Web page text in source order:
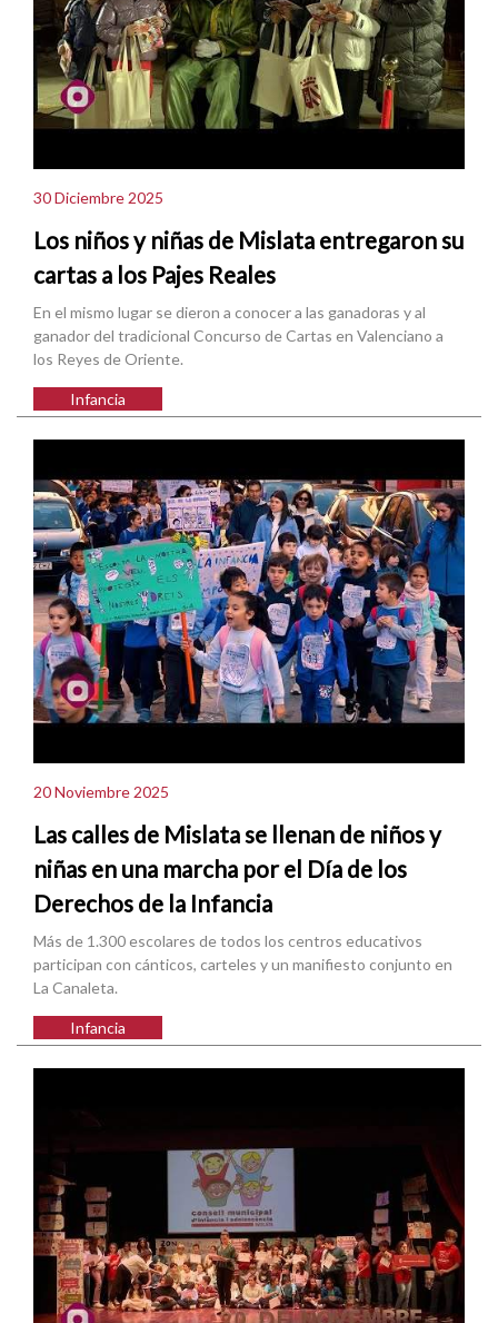
30 Diciembre 2025
Los niños y niñas de Mislata entregaron su
cartas a los Pajes Reales
En el mismo lugar se dieron a conocer a las ganadoras y al
ganador del tradicional Concurso de Cartas en Valenciano a
los Reyes de Oriente.
Infancia
20 Noviembre 2025
Las calles de Mislata se llenan de niños y
niñas en una marcha por el Día de los
Derechos de la Infancia
Más de 1.300 escolares de todos los centros educativos
participan con cánticos, carteles y un manifiesto conjunto en
La Canaleta.
Infancia